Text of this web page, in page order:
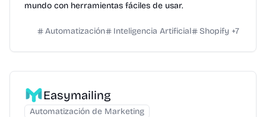
mundo con herramientas fáciles de usar.
Automatización Inteligencia Artificial Shopify +7
Easymailing
Automatización de Marketing